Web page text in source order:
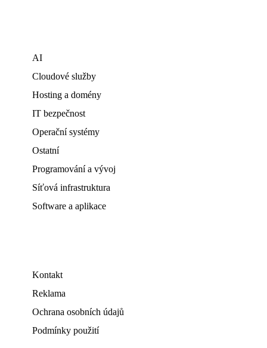
AI
Cloudové služby
Hosting a domény
IT bezpečnost
Operační systémy
Ostatní
Programování a vývoj
Síťová infrastruktura
Software a aplikace
Kontakt
Reklama
Ochrana osobních údajů
Podmínky použití